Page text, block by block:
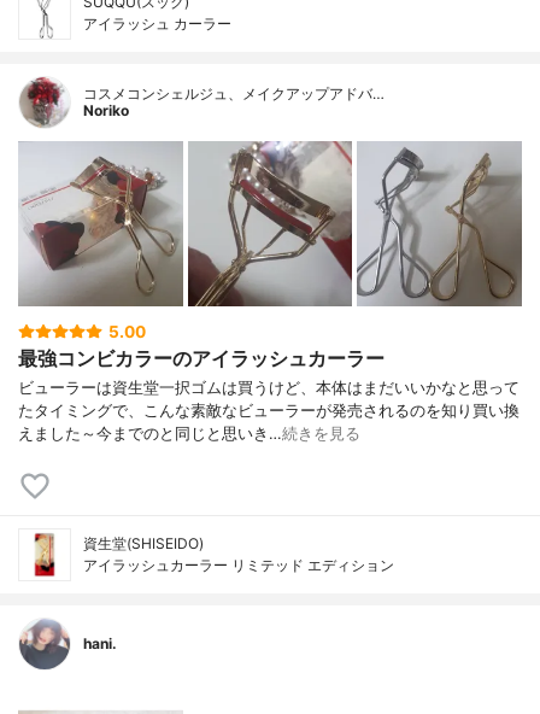
アイラッシュ カーラー
コスメコンシェルジュ、メイクアップアドバ…
Noriko
5.00
最強コンビカラーのアイラッシュカーラー
ビューラーは資生堂一択ゴムは買うけど、本体はまだいいかなと思って
たタイミングで、こんな素敵なビューラーが発売されるのを知り買い換
えました～今までのと同じと思いき…続きを見る
資生堂(SHISEIDO)
アイラッシュカーラー リミテッド エディション
hani.